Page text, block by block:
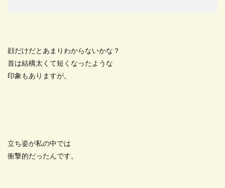
顔だけだとあまりわからないかな？
首は結構太くて短くなったような
印象もありますが。
立ち姿が私の中では
衝撃的だったんです。